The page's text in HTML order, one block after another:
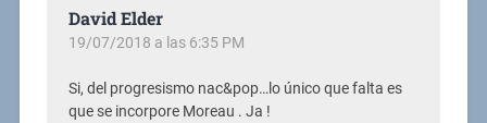
David Elder
19/07/2018 a las 6:35 PM
Si, del progresismo nac&pop…lo único que falta es
que se incorpore Moreau . Ja !